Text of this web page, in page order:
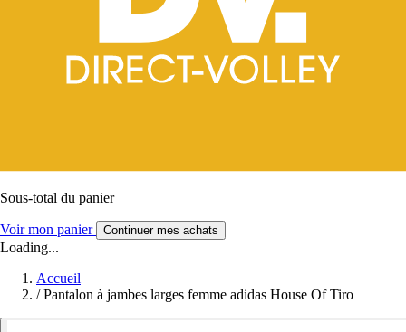
Sous-total du panier
Voir mon panier Continuer mes achats
Loading...
Accueil
/ Pantalon à jambes larges femme adidas House Of Tiro